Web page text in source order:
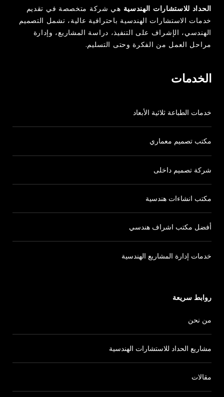
966138345032
info@heng.sa
www.heng.sa
روابط سريعة
من نحن
مشاريع الحداد للاستشارات الهندسية
مقالات
الخدمات
خدمات الطباعة ثلاثية الأبعاد
مكتب تصميم معماري
شركة تصميم داخلى
مكتب انشاءات هندسية
أفضل مكتب اشراف هندسي
خدمات إدارة المشاريع الهندسية
الحداد للاستشارات الهندسية هي شركة متخصصة في تقديم
خدمات الاستشارات الهندسية باحترافية عالية، تشمل التصميم
الهندسي، الإشراف على التنفيذ، دراسة المشاريع، وإدارة
مراحل العمل من الفكرة وحتى التسليم.